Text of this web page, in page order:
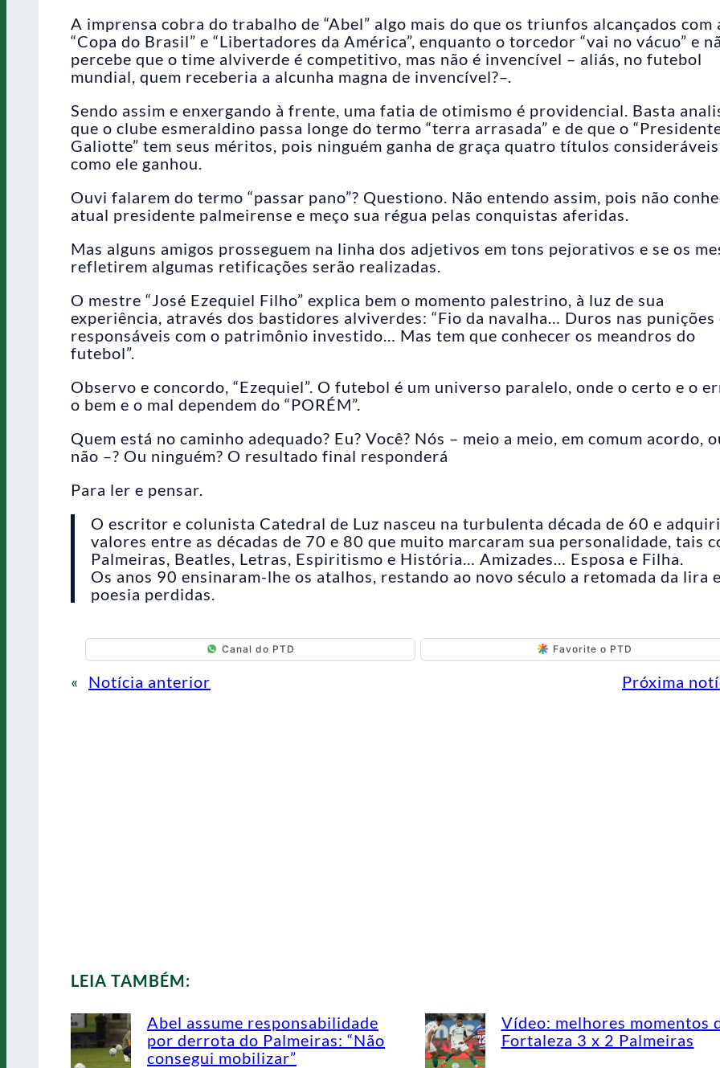
A imprensa cobra do trabalho de “Abel” algo mais do que os triunfos alcançados com
“Copa do Brasil” e “Libertadores da América”, enquanto o torcedor “vai no vácuo” e
percebe que o time alviverde é competitivo, mas não é invencível – aliás, no futebol
mundial, quem receberia a alcunha magna de invencível?–.
Sendo assim e enxergando à frente, uma fatia de otimismo é providencial. Basta
que o clube esmeraldino passa longe do termo “terra arrasada” e de que o
Galiotte” tem seus méritos, pois ninguém ganha de graça quatro títulos consideráveis
como ele ganhou.
Ouvi falarem do termo “passar pano”? Questiono. Não entendo assim, pois não
atual presidente palmeirense e meço sua régua pelas conquistas aferidas.
Mas alguns amigos prosseguem na linha dos adjetivos em tons pejorativos e se os
refletirem algumas retificações serão realizadas.
O mestre “José Ezequiel Filho” explica bem o momento palestrino, à luz de sua
experiência, através dos bastidores alviverdes: “Fio da navalha… Duros nas punições
responsáveis com o patrimônio investido… Mas tem que conhecer os meandros do
futebol”.
Observo e concordo, “Ezequiel”. O futebol é um universo paralelo, onde o certo e o
o bem e o mal dependem do “PORÉM”.
Quem está no caminho adequado? Eu? Você? Nós – meio a meio, em comum acordo,
não –? Ou ninguém? O resultado final responderá
Para ler e pensar.
O escritor e colunista Catedral de Luz nasceu na turbulenta década de 60 e
valores entre as décadas de 70 e 80 que muito marcaram sua personalidade, tais
Palmeiras, Beatles, Letras, Espiritismo e História… Amizades… Esposa e Filha.
Os anos 90 ensinaram-lhe os atalhos, restando ao novo século a retomada da lira e
poesia perdidas.
Canal do PTD Favorite o PTD
« Notícia anterior Próxima
LEIA TAMBÉM:
Abel assume responsabilidade
por derrota do Palmeiras: “Não
consegui mobilizar”
Vídeo: melhores momentos
Fortaleza 3 x 2 Palmeiras